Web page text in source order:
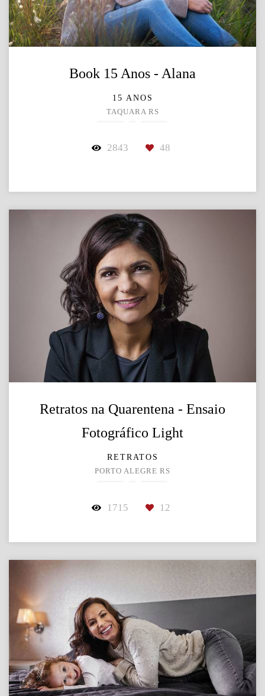
Book 15 Anos - Alana
15 ANOS
TAQUARA RS
2843 48
Retratos na Quarentena - Ensaio
Fotográfico Light
RETRATOS
PORTO ALEGRE RS
1715 12